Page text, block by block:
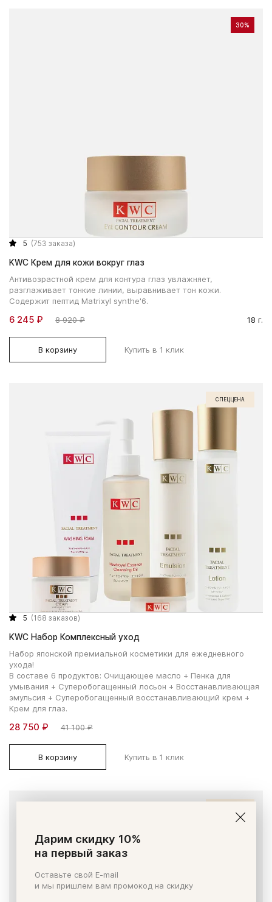
30%
5 (753 заказа)
KWC Крем для кожи вокруг глаз
Антивозрастной крем для контура глаз увлажняет,
разглаживает тонкие линии, выравнивает тон кожи.
Содержит пептид Matrixyl synthe'6.
6 245 ₽ 8 920 ₽ 18 г.
В корзину Купить в 1 клик
СПЕЦЦЕНА
5 (168 заказов)
KWC Набор Комплексный уход
Набор японской премиальной косметики для ежедневного
ухода!
В составе 6 продуктов: Очищающее масло + Пенка для
умывания + Суперобогащенный лосьон + Восстанавливающая
эмульсия + Суперобогащенный восстанавливающий крем +
Крем для глаз.
28 750 ₽ 41 100 ₽
В корзину Купить в 1 клик
Дарим скидку 10%
на первый заказ
Оставьте свой E-mail
и мы пришлем вам промокод на скидку